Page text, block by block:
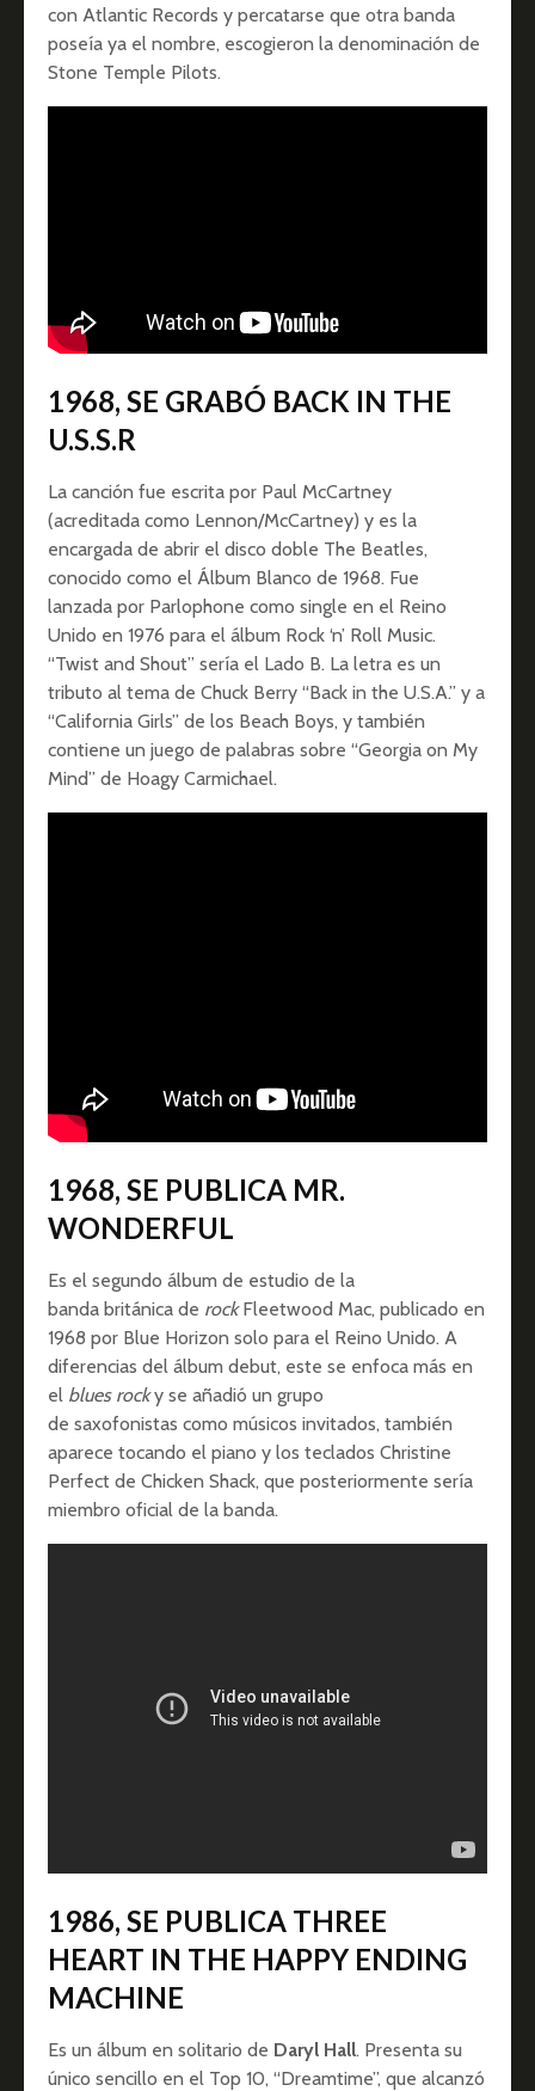
con Atlantic Records y percatarse que otra banda
poseía ya el nombre, escogieron la denominación de
Stone Temple Pilots.
1968, SE GRABÓ BACK IN THE
U.S.S.R
La canción fue escrita por Paul McCartney
(acreditada como Lennon/McCartney) y es la
encargada de abrir el disco doble The Beatles,
conocido como el Álbum Blanco de 1968. Fue
lanzada por Parlophone como single en el Reino
Unido en 1976 para el álbum Rock ‘n’ Roll Music.
“Twist and Shout” sería el Lado B. La letra es un
tributo al tema de Chuck Berry “Back in the U.S.A.” y a
“California Girls” de los Beach Boys, y también
contiene un juego de palabras sobre “Georgia on My
Mind” de Hoagy Carmichael.
1968, SE PUBLICA MR.
WONDERFUL
Es el segundo álbum de estudio de la
banda británica de rockFleetwood Mac, publicado en
1968 por Blue Horizon solo para el Reino Unido. A
diferencias del álbum debut, este se enfoca más en
el blues rocky se añadió un grupo
de saxofonistas como músicos invitados, también
aparece tocando el piano y los teclados Christine
Perfect de Chicken Shack, que posteriormente sería
miembro oficial de la banda.
1986, SE PUBLICA THREE
HEART IN THE HAPPY ENDING
MACHINE
Es un álbum en solitario de Daryl Hall. Presenta su
único sencillo en el Top 10, “Dreamtime”, que alcanzó